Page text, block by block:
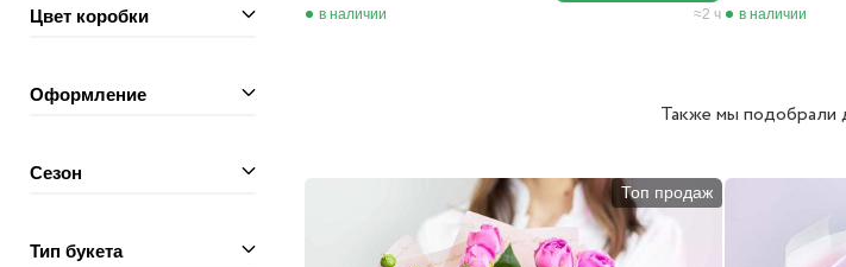
Цвет коробки
Оформление
Сезон
Тип букета
в наличии 2 ч в наличии
Также мы подобрали
Топ продаж